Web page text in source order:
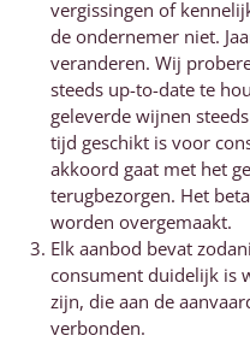
vergissingen of
de ondernemer niet.
veranderen. Wij
steeds up-to-date te
geleverde wijnen
tijd geschikt is voor
akkoord gaat met het
terugbezorgen. Het
worden overgemaakt.
Elk aanbod bevat
consument duidelijk is
zijn, die aan de
verbonden.